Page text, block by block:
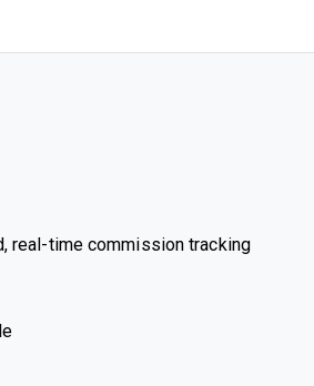
real-time commission tracking